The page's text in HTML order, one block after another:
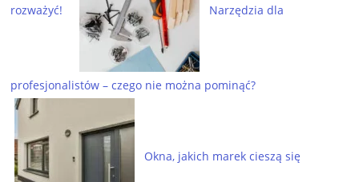
rozważyć! Narzędzia dla
profesjonalistów – czego nie można pominąć?
Okna, jakich marek cieszą się